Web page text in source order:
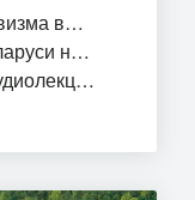
в…
н…